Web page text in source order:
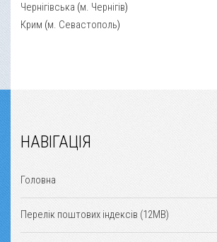
Чернігівська (м. Чернігів)
Крим (м. Севастополь)
НАВІГАЦІЯ
Головна
Перелік поштових індексів (12MB)